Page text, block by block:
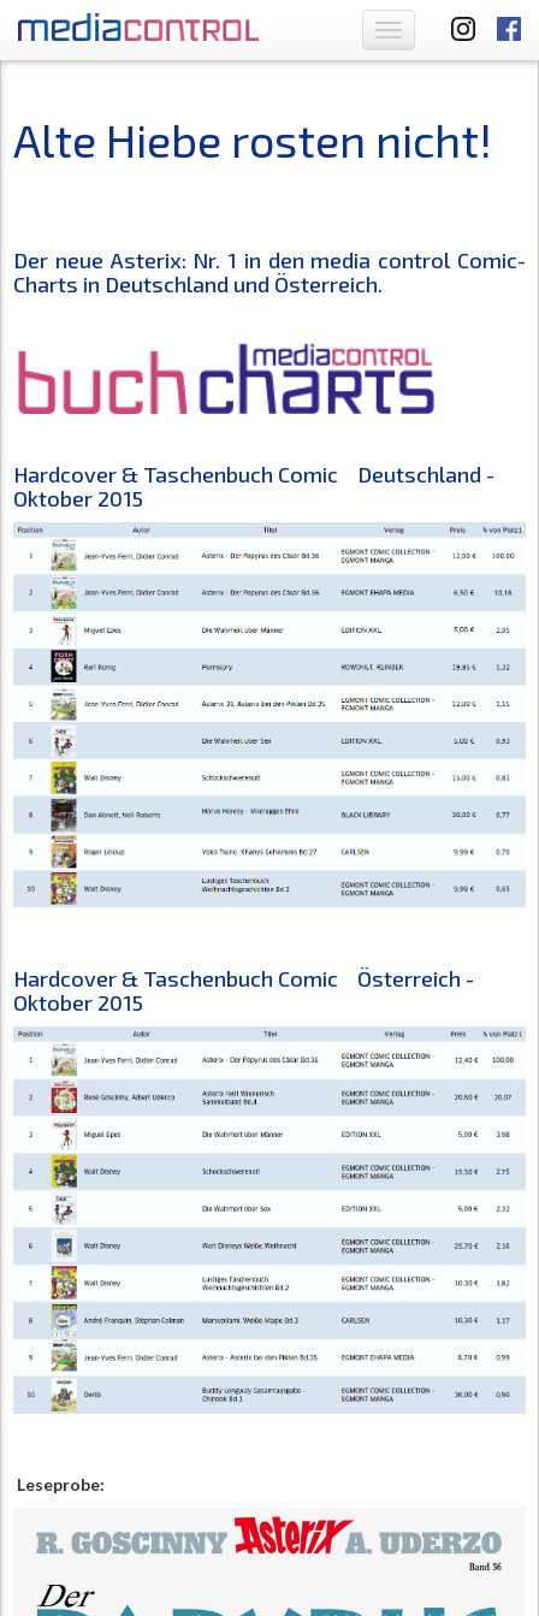
Toggle
navigation
Alte Hiebe rosten nicht!
Der neue Asterix: Nr. 1 in den media control Comic-
Charts in Deutschland und Österreich.
Hardcover & Taschenbuch Comic Deutschland -
Oktober 2015
Hardcover & Taschenbuch Comic Österreich -
Oktober 2015
Leseprobe: